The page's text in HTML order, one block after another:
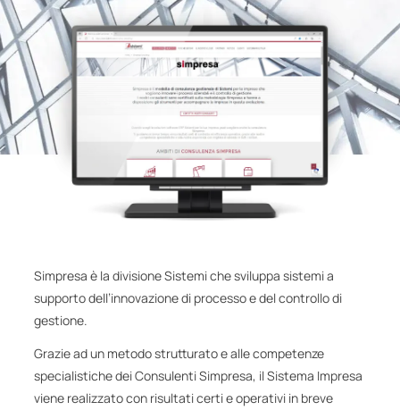
Simpresa è la divisione Sistemi che sviluppa sistemi a
supporto dell’innovazione di processo e del controllo di
gestione.
Grazie ad un metodo strutturato e alle competenze
specialistiche dei Consulenti Simpresa, il Sistema Impresa
viene realizzato con risultati certi e operativi in breve